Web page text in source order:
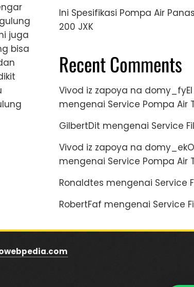
juga
bisa
Ini Spesifikasi Pompa Air
200 JXK
Recent Comments
Vivod iz zapoya na domy_fyEl
mengenai Service Pompa Air
GilbertDit mengenai Service
Vivod iz zapoya na
mengenai Service Pompa Air
Ronaldtes mengenai Service
RobertFaf mengenai Service